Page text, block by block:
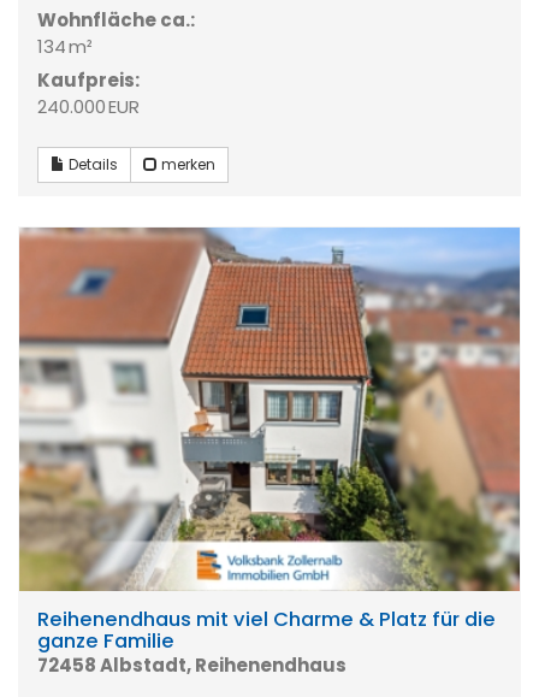
Wohnfläche ca.:
134 m²
Kaufpreis:
240.000 EUR
Details merken
Reihenendhaus mit viel Charme & Platz für die
ganze Familie
72458 Albstadt, Reihenendhaus